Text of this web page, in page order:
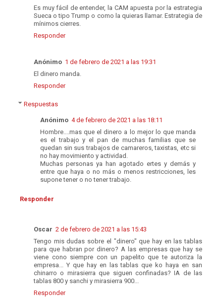
Es muy fácil de entender, la CAM apuesta por la estrategia
Sueca o tipo Trump o como la quieras llamar. Estrategia de
mínimos cierres.
Responder
Anónimo 1 de febrero de 2021 a las 19:31
El dinero manda.
Responder
Respuestas
Anónimo 4 de febrero de 2021 a las 18:11
Hombre....mas que el dinero a lo mejor lo que manda
es el trabajo y el pan de muchas familias que se
quedan sin sus trabajos de camareros, taxistas, etc si
no hay movimiento y actividad.
Muchas personas ya han agotado ertes y demás y
entre que haya o no más o menos restricciones, les
supone tener o no tener trabajo.
Responder
Oscar 2 de febrero de 2021 a las 15:43
Tengo mis dudas sobre el "dinero" que hay en las tablas
para que habran por dinero? A las empresas que hay se
viene cono siempre con un papelito que te autoriza la
empresa... Y que hay en las tablas que ko haya en san
chinarro o mirasierra que siguen confinadas? IA de las
tablas 800 y sanchi y mirasierra 900...
Responder